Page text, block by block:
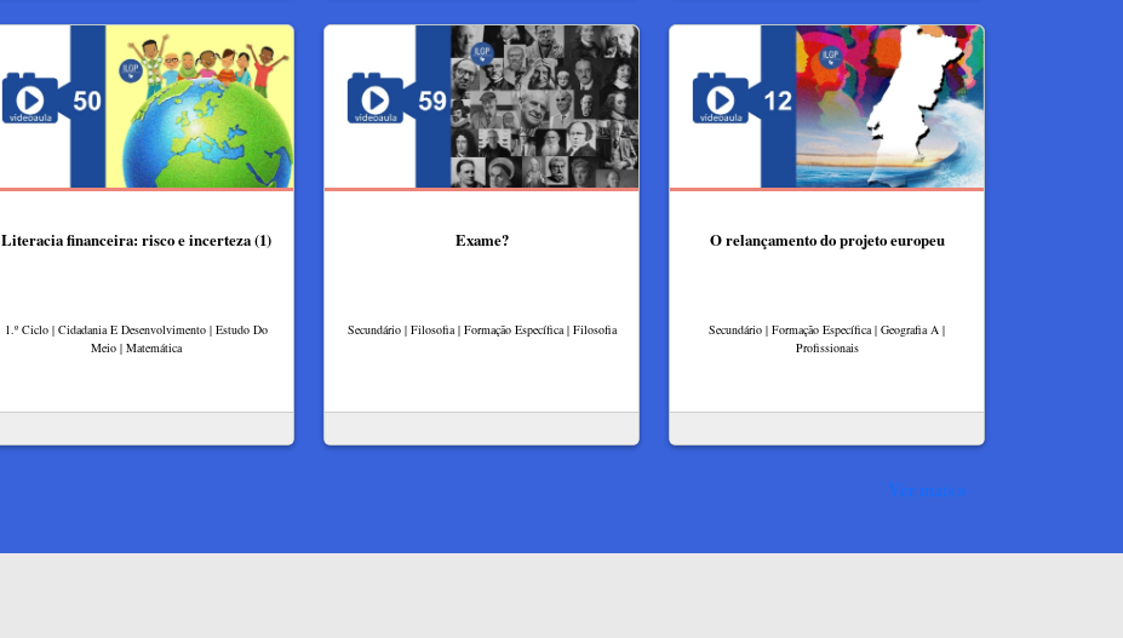
Literacia financeira: risco e incerteza (1)
1.º Ciclo | Cidadania E Desenvolvimento | Estudo Do
Meio | Matemática
Exame?
Secundário | Filosofia | Formação Específica | Filosofia
O relançamento do projeto europeu
Secundário | Formação Específica | Geografia A |
Profissionais
Ver mais